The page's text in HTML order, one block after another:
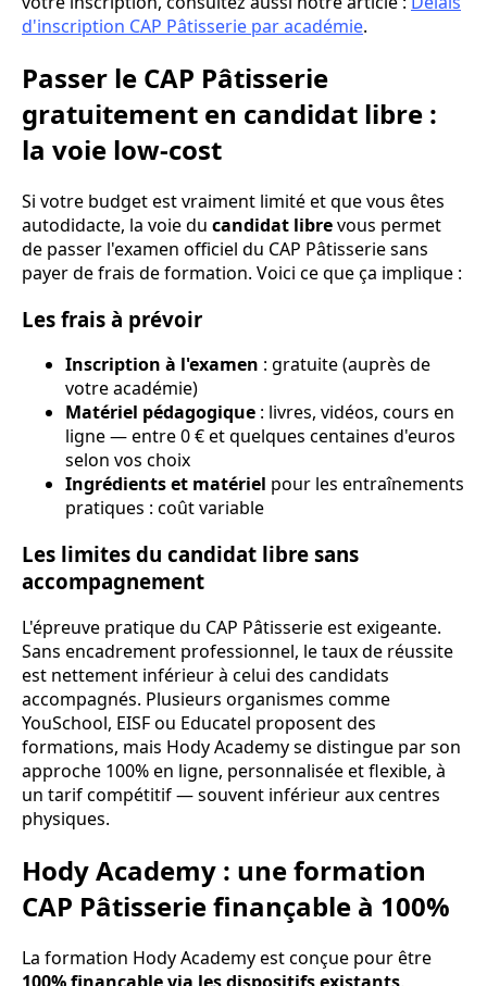
d'inscription CAP Pâtisserie par académie.
Passer le CAP Pâtisserie
gratuitement en candidat libre :
la voie low-cost
Si votre budget est vraiment limité et que vous êtes
autodidacte, la voie du candidat librevous permet
de passer l'examen officiel du CAP Pâtisserie sans
payer de frais de formation. Voici ce que ça implique :
Les frais à prévoir
Inscription à l'examen : gratuite (auprès de
votre académie)
Matériel pédagogique : livres, vidéos, cours en
ligne — entre 0 € et quelques centaines d'euros
selon vos choix
Ingrédients et matériel pour les entraînements
pratiques : coût variable
Les limites du candidat libre sans
accompagnement
L'épreuve pratique du CAP Pâtisserie est exigeante.
Sans encadrement professionnel, le taux de réussite
est nettement inférieur à celui des candidats
accompagnés. Plusieurs organismes comme
YouSchool, EISF ou Educatel proposent des
formations, mais Hody Academy se distingue par son
approche 100% en ligne, personnalisée et flexible, à
un tarif compétitif — souvent inférieur aux centres
physiques.
Hody Academy : une formation
CAP Pâtisserie finançable à 100%
La formation Hody Academy est conçue pour être
100% finançable via les dispositifs existants